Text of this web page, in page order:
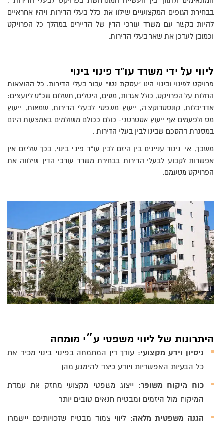
בבחירת הגופים המקצועיים שילוו את כלל בעלי הדירות ויהיו אחראיים
להיות בקשר עם משרד עורכי הדין של הדיירים במהלך כל הפרויקט
וכמובן לעדכן את שאר בעלי הדירות.
ליווי על ידי משרד עו”ד פינוי בינוי
פרויקט לפינוי ובינוי הינו “עסקת נטו” עבור בעלי הדירות. כל ההוצאות
החלות על הפרויקט, כולל אגרות, מסים, היטלים, תשלום שכ”ט ליועצים:
אדריכלות, קונסטרוקציה, ייעוץ משפטי לבעלי הדירות, שמאות, ייעוץ
מס ולפעמים אף ייעוץ אסטרטגי- כולם ככולם משולמים באמצעות היזם
במסגרת ההסכם שבינו לבין בעלי הדירות .
משכך, אין ניגוד עניינים בין היזם לבין עו”ד פינוי בינוי, בכך שליזם אין
אפשרות לקבוע לבעלי הדירות בבחירת משרד עורכי הדין שילווה את
הפרויקט מטעמם.
היתרונות של ליווי משפטי ע״י מומחה
ניסיון וידע מקצועי: עורך דין המתמחה בפינוי בינוי מכיר את
כל הבעיות האפשריות ויודע כיצד להימנע מהן
כוח מיקוח משופר: ייצוג משפטי מקצועי מחזק את עמדת
המיקוח מול היזמים ומבטיח תנאים טובים יותר
הגנה משפטית מלאה: ליווי צמוד מבטיח שזכויותיכם יישמרו